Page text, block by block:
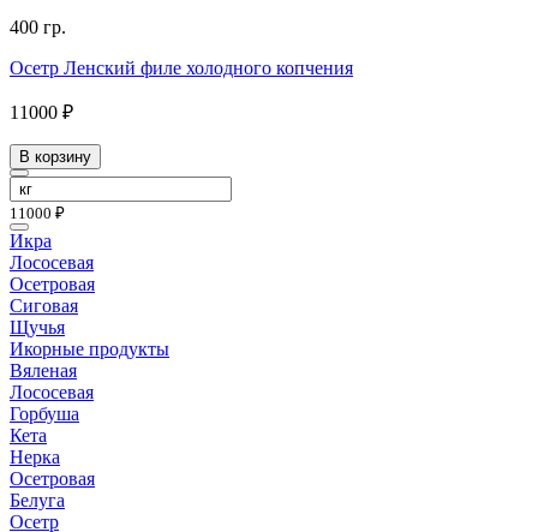
400 гр.
Осетр Ленский филе холодного копчения
11000 ₽
В корзину
11000 ₽
Икра
Лососевая
Осетровая
Сиговая
Щучья
Икорные продукты
Вяленая
Лососевая
Горбуша
Кета
Нерка
Осетровая
Белуга
Осетр